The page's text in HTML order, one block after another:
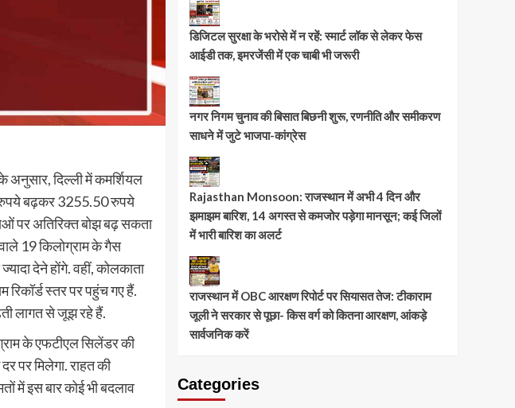
अनुसार, दिल्ली में कमर्शियल
रुपये बढ़कर 3255.50 रुपये
पर अतिरिक्त बोझ बढ़ सकता
19 किलोग्राम के गैस
देने होंगे. वहीं, कोलकाता
रिकॉर्ड स्तर पर पहुंच गए हैं.
लागत से जूझ रहे हैं.
के एफटीएल सिलेंडर की
पर मिलेगा. राहत की
में इस बार कोई भी बदलाव
डिजिटल सुरक्षा के भरोसे में न रहें: स्मार्ट लॉक से लेकर फेस
आईडी तक, इमरजेंसी में एक चाबी भी जरूरी
नगर निगम चुनाव की बिसात बिछनी शुरू, रणनीति और समीकरण
साधने में जुटे भाजपा-कांग्रेस
Rajasthan Monsoon: राजस्थान में अभी 4 दिन और
झमाझम बारिश, 14 अगस्त से कमजोर पड़ेगा मानसून; कई जिलों
में भारी बारिश का अलर्ट
राजस्थान में OBC आरक्षण रिपोर्ट पर सियासत तेज: टीकाराम
जूली ने सरकार से पूछा- किस वर्ग को कितना आरक्षण, आंकड़े
सार्वजनिक करें
Categories